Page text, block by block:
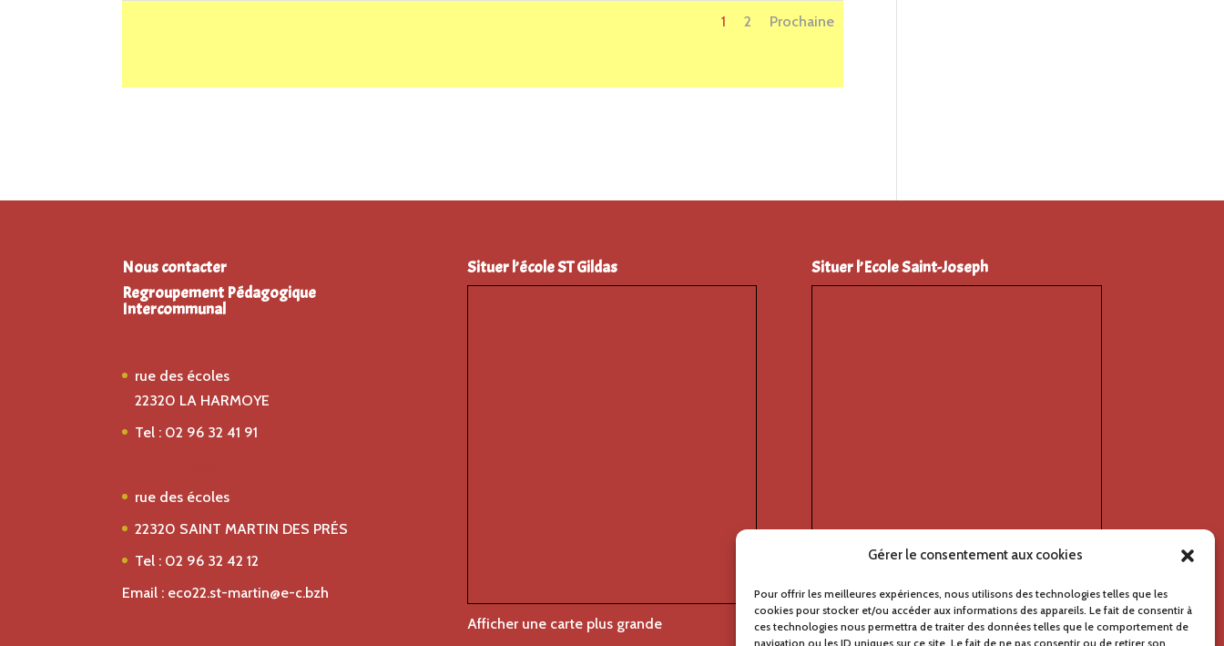
Gérer le consentement aux cookies
Pour offrir les meilleures expériences, nous utilisons des technologies telles que les
cookies pour stocker et/ou accéder aux informations des appareils. Le fait de consentir à
ces technologies nous permettra de traiter des données telles que le comportement de
navigation ou les ID uniques sur ce site. Le fait de ne pas consentir ou de retirer son
1 2 Prochaine
Nous contacter
Regroupement Pédagogique
Intercommunal
rue des écoles
22320 LA HARMOYE
Tel : 02 96 32 41 91
rue des écoles
22320 SAINT MARTIN DES PRÉS
Tel : 02 96 32 42 12
Email : eco22.st-martin@e-c.bzh
Situer l’école ST Gildas
Afficher une carte plus grande
Situer l’Ecole Saint-Joseph
Afficher une carte plus grande